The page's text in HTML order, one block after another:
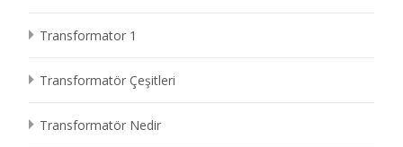
Transformator 1
Transformatör Çeşitleri
Transformatör Nedir